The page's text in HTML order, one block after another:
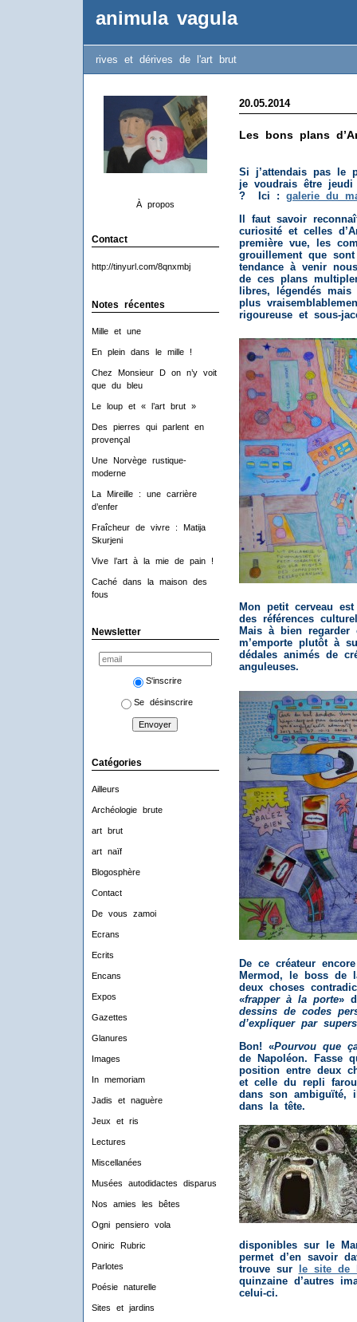
animula vagula
rives et dérives de l'art brut
À propos
Contact
http://tinyurl.com/8qnxmbj
Notes récentes
Mille et une
En plein dans le mille !
Chez Monsieur D on n’y voit
que du bleu
Le loup et « l’art brut »
Des pierres qui parlent en
provençal
Une Norvège rustique-
moderne
La Mireille : une carrière
d’enfer
Fraîcheur de vivre : Matija
Skurjeni
Vive l’art à la mie de pain !
Caché dans la maison des
fous
Newsletter
S'inscrire
Se désinscrire
Catégories
Ailleurs
Archéologie brute
art brut
art naïf
Blogosphère
Contact
De vous zamoi
Ecrans
Ecrits
Encans
Expos
Gazettes
Glanures
Images
In memoriam
Jadis et naguère
Jeux et ris
Lectures
Miscellanées
Musées autodidactes disparus
Nos amies les bêtes
Ogni pensiero vola
Oniric Rubric
Parlotes
Poésie naturelle
Sites et jardins
20.05.2014
Les bons plans
Si j’attendais pas le
je voudrais être
? Ici : galerie du
Il faut savoir
curiosité et celles
première vue, les
grouillement que
tendance à venir
de ces plans
libres, légendés
plus
rigoureuse et sous-
Mon petit cerveau
des références
Mais à bien regarder
m’emporte plutôt à
dédales animés de
anguleuses.
De ce créateur
Mermod, le boss de
deux choses
«frapper à la porte»
dessins de codes
d’expliquer par
Bon! «Pourvou que
de Napoléon. Fasse
position entre deux
et celle du repli
dans son ambiguïté,
dans la tête.
disponibles sur le
permet d’en savoir
trouve sur
le site de
quinzaine d’autres
celui-ci.